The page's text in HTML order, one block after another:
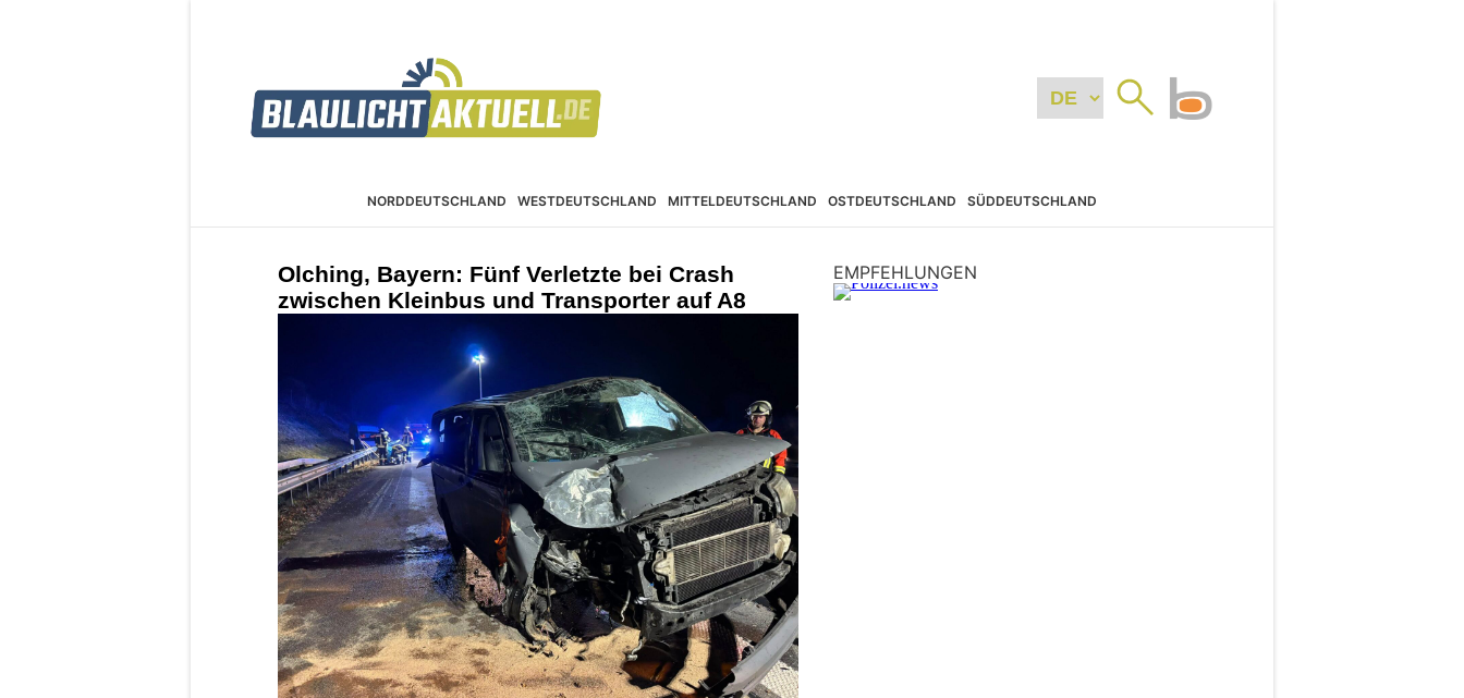
NORDDEUTSCHLAND WESTDEUTSCHLAND MITTELDEUTSCHLAND OSTDEUTSCHLAND SÜDDEUTSCHLAND
Olching, Bayern: Fünf Verletzte bei Crash
zwischen Kleinbus und Transporter auf A8
EMPFEHLUNGEN